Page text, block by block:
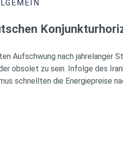
Aufschwung nach jahrelanger
obsolet zu sein. Infolge des
schnellten die Energiepreise